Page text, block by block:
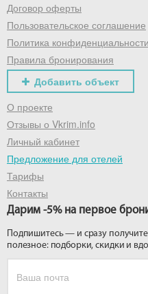
Договор оферты
Пользовательское соглашение
Политика конфиденциальности
Правила бронирования
Добавить объект
О проекте
Отзывы о Vkrim.info
Личный кабинет
Предложение для отелей
Тарифы
Контакты
Дарим -5% на первое
Подпишитесь — и сразу
полезное: подборки, скидки и